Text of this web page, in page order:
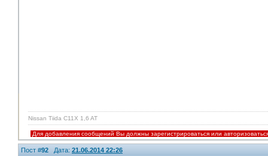
Nissan Tiida C11X 1,6 AT
Для добавления сообщений Вы должны зарегистрироваться или
Пост #92 Дата: 21.06.2014 22:26